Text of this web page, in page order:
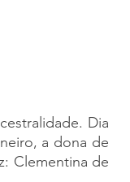
Dia
a dona de
Clementina de